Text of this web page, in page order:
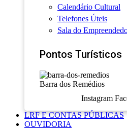
Calendário Cultural
Telefones Úteis
Sala do
Pontos Turísticos
Barra dos Remédios
Instagram
LRF E CONTAS PÚBLICAS
OUVIDORIA